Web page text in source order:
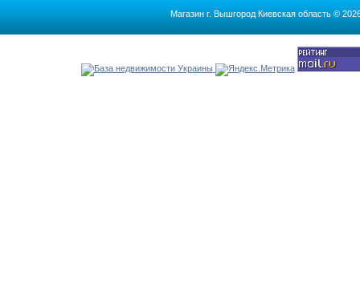
Магазин г. Вышгород Киевская область ©